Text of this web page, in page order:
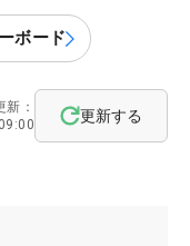
ボード
新：
更新する